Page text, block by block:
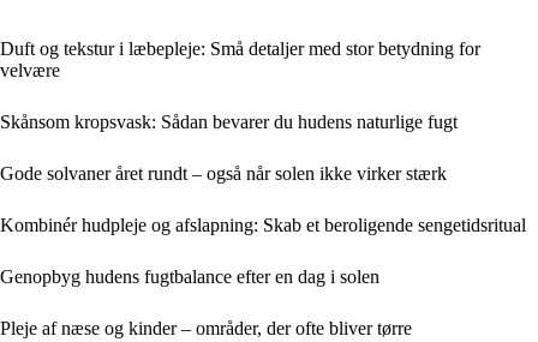
Duft og tekstur i læbepleje: Små detaljer med stor betydning for
velvære
Skånsom kropsvask: Sådan bevarer du hudens naturlige fugt
Gode solvaner året rundt – også når solen ikke virker stærk
Kombinér hudpleje og afslapning: Skab et beroligende sengetidsritual
Genopbyg hudens fugtbalance efter en dag i solen
Pleje af næse og kinder – områder, der ofte bliver tørre